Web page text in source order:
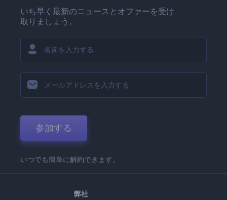
いち早く最新のニュースとオファーを受け
取りましょう。
参加する
いつでも簡単に解約できます。
弊社